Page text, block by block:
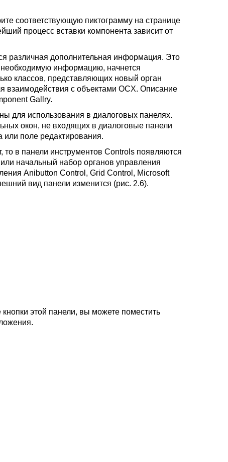
соответствующую пиктограмму на странице
процесс вставки компонента зависит от
различная дополнительная информация. Это
необходимую информацию, начнется
классов, представляющих новый орган
взаимодействия с объектами OCX. Описание
Gallry.
для использования в диалоговых панелях.
окон, не входящих в диалоговые панели
или поле редактирования.
в панели инструментов Controls появляются
начальный набор органов управления
Anibutton Control, Grid Control, Microsoft
вид панели изменится (рис. 2.6).
этой панели, вы можете поместить